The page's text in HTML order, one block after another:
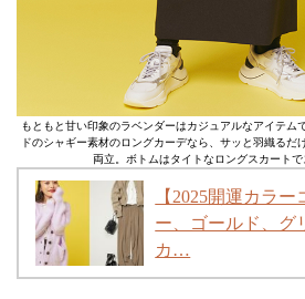
もともと甘い印象のラベンダーはカジュアルなアイテム
ドのシャギー素材のロングカーデなら、サッと羽織るだ
両立。ボトムはタイトなロングスカートで
【2025開運カラ
ー、ゴールド、グ
カ…